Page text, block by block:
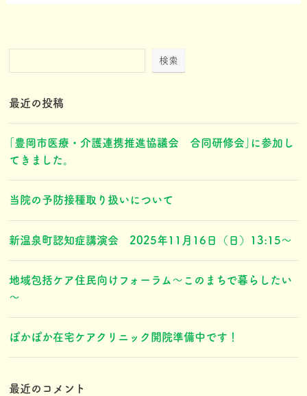
検索
最近の投稿
｢豊岡市医療・介護連携推進協議会 合同研修会｣に参加し
てきました。
当院の予防接種取り扱いについて
新温泉町認知症講演会 2025年11月16日（日）13:15〜
地域包括ケア住民向けフォーラム～このまちで暮らしたい
～
ぽかぽか在宅ケアクリニック開院準備中です！
最近のコメント